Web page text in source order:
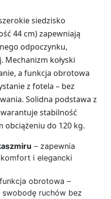
siedzisko
44 cm) zapewniają
odpoczynku,
Mechanizm kołyski
a funkcja obrotowa
z fotela – bez
Solidna podstawa z
stabilność
obciążeniu do 120 kg.
– zapewnia
i elegancki
obrotowa –
ruchów bez